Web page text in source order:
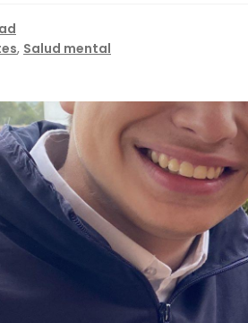
, Salud mental